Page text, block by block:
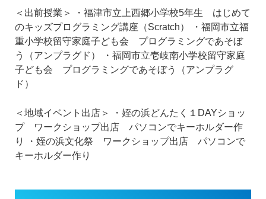
＜出前授業＞
・福津市立上西郷小学校5年生 はじめて
のキッズプログラミング講座（Scratch）
・福岡市立福
重小学校留守家庭子ども会 プログラミングであそぼ
う（アンプラグド）
・福岡市立壱岐南小学校留守家庭
子ども会 プログラミングであそぼう（アンプラグ
ド）
＜地域イベント出店＞
・姪の浜どんたく１DAYショッ
プ ワークショップ出店 パソコンでキーホルダー作
り
・姪の浜文化祭 ワークショップ出店 パソコンで
キーホルダー作り